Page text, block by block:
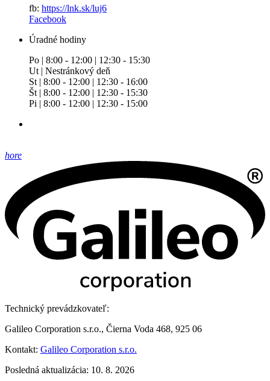
fb: https://lnk.sk/luj6
Facebook
Úradné hodiny
Po | 8:00 - 12:00 | 12:30 - 15:30
Ut | Nestránkový deň
St | 8:00 - 12:00 | 12:30 - 16:00
Št | 8:00 - 12:00 | 12:30 - 15:30
Pi | 8:00 - 12:00 | 12:30 - 15:00
hore
Technický prevádzkovateľ:
Galileo Corporation s.r.o., Čierna Voda 468, 925 06
Kontakt: Galileo Corporation s.r.o.
Posledná aktualizácia: 10. 8. 2026